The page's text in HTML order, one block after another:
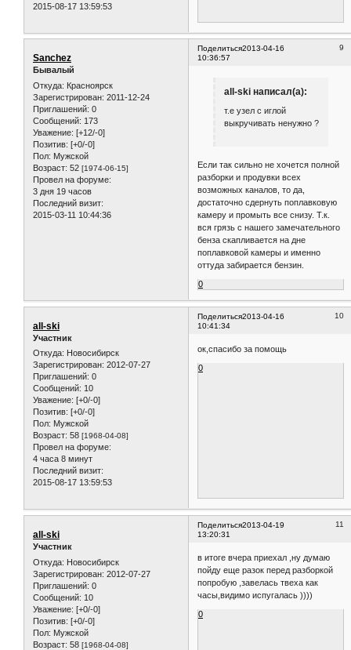
2015-08-17 13:59:53
Поделиться 9
2013-04-16
10:36:57
Sanchez
Бывалый
Откуда: Красноярск
Зарегистрирован: 2011-12-24
Приглашений: 0
Сообщений: 173
Уважение: [+12/-0]
Позитив: [+0/-0]
Пол: Мужской
Возраст: 52 [1974-06-15]
Провел на форуме:
3 дня 19 часов
Последний визит:
2015-03-11 10:44:36
all-ski написал(а):
т.е узел с иглой
выкручивать ненужно ?
Если так сильно не хочется полной
разборки и продувки всех
возможных каналов, то да,
достаточно сдернуть поплавковую
камеру и промыть все снизу. Т.к.
вся грязь с нашего замечательного
бенза скапливается на дне
поплавковой камеры и именно
оттуда забирается бензин.
0
Поделиться 10
2013-04-16
10:41:34
all-ski
Участник
Откуда: Новосибирск
Зарегистрирован: 2012-07-27
Приглашений: 0
Сообщений: 10
Уважение: [+0/-0]
Позитив: [+0/-0]
Пол: Мужской
Возраст: 58 [1968-04-08]
Провел на форуме:
4 часа 8 минут
Последний визит:
2015-08-17 13:59:53
ок,спасибо за помощь
0
Поделиться 11
2013-04-19
13:20:31
all-ski
Участник
Откуда: Новосибирск
Зарегистрирован: 2012-07-27
Приглашений: 0
Сообщений: 10
Уважение: [+0/-0]
Позитив: [+0/-0]
Пол: Мужской
Возраст: 58 [1968-04-08]
в итоге вчера приехал ,ну думаю
пойду еще разок перед разборкой
попробую ,завелась твеха как
часы,видимо испугалась ))))
0